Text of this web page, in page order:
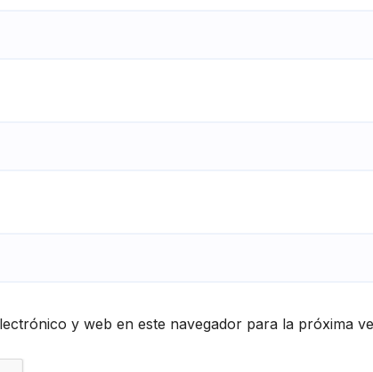
y web en este navegador para la próxima